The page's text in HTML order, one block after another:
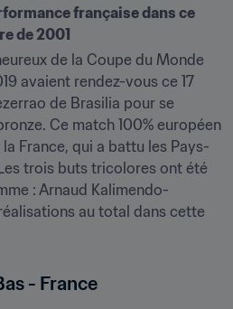
française dans ce
de 2001
de la Coupe du Monde
avaient rendez-vous ce 17
de Brasilia pour se
Ce match 100% européen
France, qui a battu les Pays-
trois buts tricolores ont été
: Arnaud Kalimendo-
au total dans cette
- France